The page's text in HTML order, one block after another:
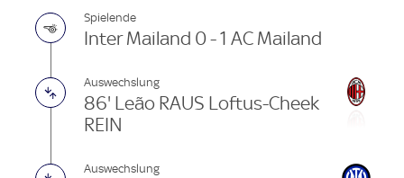
Spielende
Inter Mailand 0 - 1 AC Mailand
Auswechslung
86' Leão RAUS Loftus-Cheek
REIN
Auswechslung